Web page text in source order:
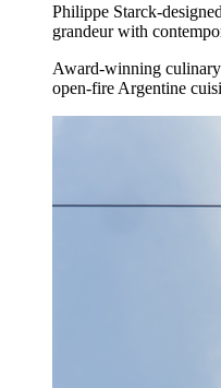
Philippe Starck-
grandeur with
Award-winning
open-fire Argentine